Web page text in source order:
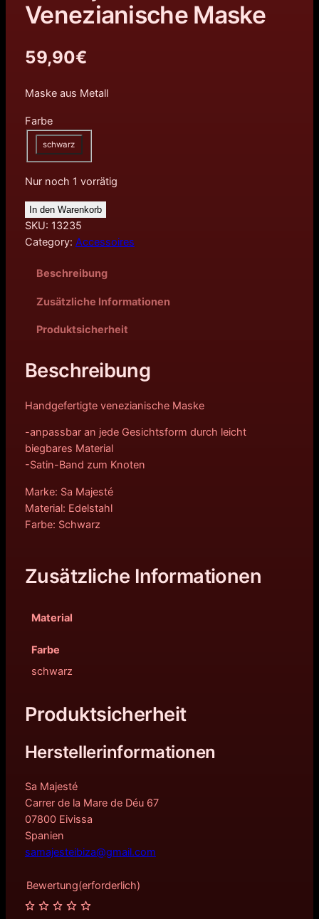
Venezianische Maske
59,90€
Maske aus Metall
Farbe
schwarz
Nur noch 1 vorrätig
In den Warenkorb
SKU: 13235
Category: Accessoires
Beschreibung
Zusätzliche Informationen
Produktsicherheit
Beschreibung
Handgefertigte venezianische Maske
-anpassbar an jede Gesichtsform durch leicht
biegbares Material
-Satin-Band zum Knoten
Marke: Sa Majesté
Material: Edelstahl
Farbe: Schwarz
Zusätzliche Informationen
Material
Farbe
schwarz
Produktsicherheit
Herstellerinformationen
Sa Majesté
Carrer de la Mare de Déu 67
07800 Eivissa
Spanien
samajesteibiza@gmail.com
Bewertung(erforderlich)